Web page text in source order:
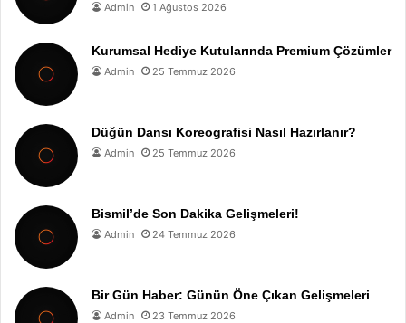
Admin 1 Ağustos 2026
Kurumsal Hediye Kutularında Premium Çözümler
Admin 25 Temmuz 2026
Düğün Dansı Koreografisi Nasıl Hazırlanır?
Admin 25 Temmuz 2026
Bismil’de Son Dakika Gelişmeleri!
Admin 24 Temmuz 2026
Bir Gün Haber: Günün Öne Çıkan Gelişmeleri
Admin 23 Temmuz 2026